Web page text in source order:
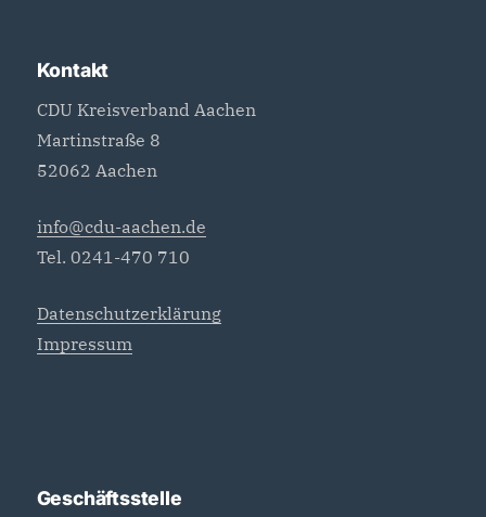
Kontakt
CDU Kreisverband Aachen
Martinstraße 8
52062 Aachen
info@cdu-aachen.de
Tel. 0241-470 710
Datenschutzerklärung
Impressum
Geschäftsstelle